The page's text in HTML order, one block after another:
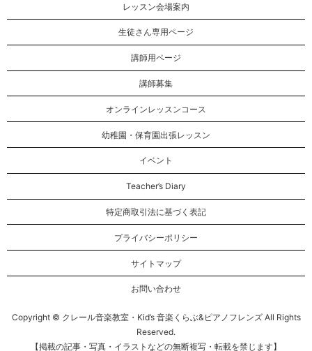
レッスン会場案内
生徒さん専用ページ
講師用ページ
講師募集
オンラインレッスンコース
幼稚園・保育園出張レッスン
イベント
Teacher’s Diary
特定商取引法に基づく表記
プライバシーポリシー
サイトマップ
お問い合わせ
Copyright © クレール音楽教室・Kid’s 音楽くらぶ&ピアノフレンズ All Rights
Reserved.
【掲載の記事・写真・イラストなどの無断複写・転載を禁じます】